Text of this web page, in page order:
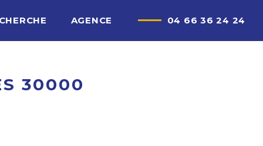
AGENCE 04 66 36 24 24
30000